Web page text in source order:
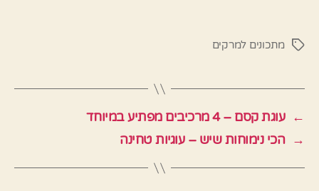
תגיותמתכונים למרקים
← עוגת קסם – 4 מרכיבים מפתיע במיוחד
→ הכי נימוחות שיש – עוגיות טחינה